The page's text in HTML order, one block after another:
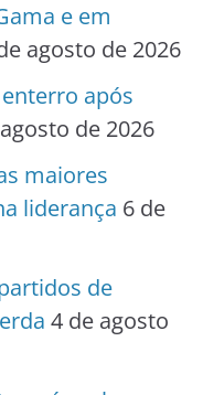
e em
agosto de 2026
após
de 2026
maiores
liderança 6 de
de
4 de agosto